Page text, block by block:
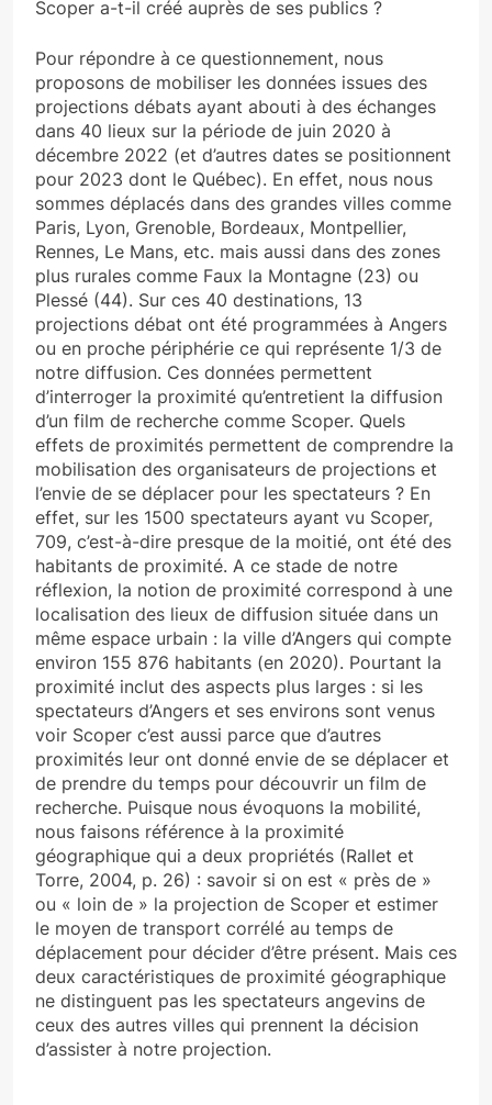
Scoper a-t-il créé auprès de ses publics ?
Pour répondre à ce questionnement, nous
proposons de mobiliser les données issues des
projections débats ayant abouti à des échanges
dans 40 lieux sur la période de juin 2020 à
décembre 2022 (et d’autres dates se positionnent
pour 2023 dont le Québec). En effet, nous nous
sommes déplacés dans des grandes villes comme
Paris, Lyon, Grenoble, Bordeaux, Montpellier,
Rennes, Le Mans, etc. mais aussi dans des zones
plus rurales comme Faux la Montagne (23) ou
Plessé (44). Sur ces 40 destinations, 13
projections débat ont été programmées à Angers
ou en proche périphérie ce qui représente 1/3 de
notre diffusion. Ces données permettent
d’interroger la proximité qu’entretient la diffusion
d’un film de recherche comme Scoper. Quels
effets de proximités permettent de comprendre la
mobilisation des organisateurs de projections et
l’envie de se déplacer pour les spectateurs ? En
effet, sur les 1500 spectateurs ayant vu Scoper,
709, c’est-à-dire presque de la moitié, ont été des
habitants de proximité. A ce stade de notre
réflexion, la notion de proximité correspond à une
localisation des lieux de diffusion située dans un
même espace urbain : la ville d’Angers qui compte
environ 155 876 habitants (en 2020). Pourtant la
proximité inclut des aspects plus larges : si les
spectateurs d’Angers et ses environs sont venus
voir Scoper c’est aussi parce que d’autres
proximités leur ont donné envie de se déplacer et
de prendre du temps pour découvrir un film de
recherche. Puisque nous évoquons la mobilité,
nous faisons référence à la proximité
géographique qui a deux propriétés (Rallet et
Torre, 2004, p. 26) : savoir si on est « près de »
ou « loin de » la projection de Scoper et estimer
le moyen de transport corrélé au temps de
déplacement pour décider d’être présent. Mais ces
deux caractéristiques de proximité géographique
ne distinguent pas les spectateurs angevins de
ceux des autres villes qui prennent la décision
d’assister à notre projection.